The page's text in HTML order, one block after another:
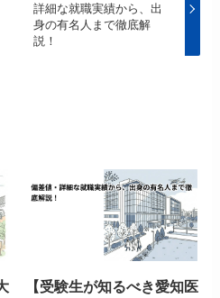
詳細な就職実績から、出
身の有名人まで徹底解
説！
【受験生が知るべき愛知医